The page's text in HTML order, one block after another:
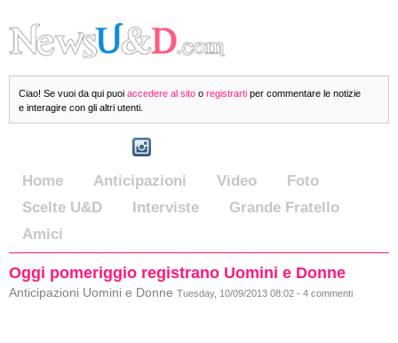
Ciao! Se vuoi da qui puoi accedere al sito o registrarti per commentare le notizie
e interagire con gli altri utenti.
Home Anticipazioni Video
Foto
Scelte U&D
Interviste
Grande Fratello
Amici
Oggi pomeriggio registrano Uomini e Donne
Anticipazioni Uomini e Donne Tuesday, 10/09/2013 08:02 - 4 commenti